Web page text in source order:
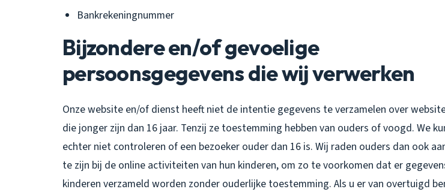
Bankrekeningnummer
Bijzondere en/of gevoelige
persoonsgegevens die wij verwerken
Onze website en/of dienst heeft niet de intentie gegevens te verzamelen over
die jonger zijn dan 16 jaar. Tenzij ze toestemming hebben van ouders of voogd. We
echter niet controleren of een bezoeker ouder dan 16 is. Wij raden ouders dan ook
te zijn bij de online activiteiten van hun kinderen, om zo te voorkomen dat er
kinderen verzameld worden zonder ouderlijke toestemming. Als u er van overtuigd